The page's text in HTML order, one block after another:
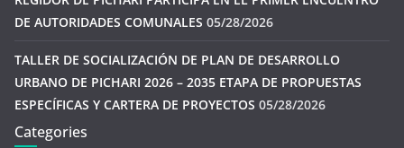
DE AUTORIDADES COMUNALES 05/28/2026
TALLER DE SOCIALIZACIÓN DE PLAN DE DESARROLLO
URBANO DE PICHARI 2026 – 2035 ETAPA DE PROPUESTAS
ESPECÍFICAS Y CARTERA DE PROYECTOS 05/28/2026
Categories